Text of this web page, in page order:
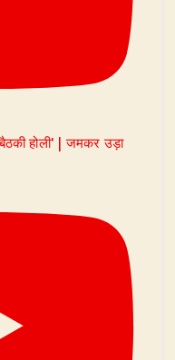
होली' | जमकर उड़ा